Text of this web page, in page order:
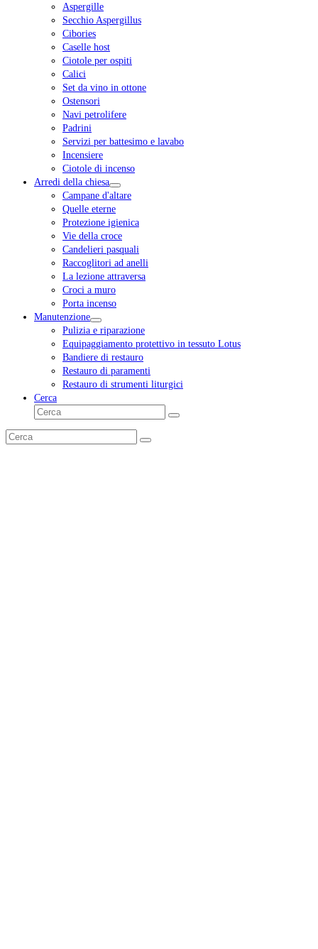
Aspergille
Secchio Aspergillus
Cibories
Caselle host
Ciotole per ospiti
Calici
Set da vino in ottone
Ostensori
Navi petrolifere
Padrini
Servizi per battesimo e lavabo
Incensiere
Ciotole di incenso
Arredi della chiesa
Campane d'altare
Quelle eterne
Protezione igienica
Vie della croce
Candelieri pasquali
Raccoglitori ad anelli
La lezione attraversa
Croci a muro
Porta incenso
Manutenzione
Pulizia e riparazione
Equipaggiamento protettivo in tessuto Lotus
Bandiere di restauro
Restauro di paramenti
Restauro di strumenti liturgici
Cerca
Cerca
Invia
Cerca
Invia